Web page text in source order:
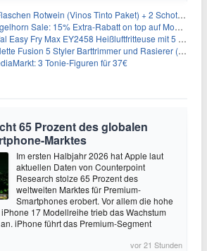
Rotwein (Vinos Tinto Paket) + 2 Schott Zwiesel Gläser für 25,99€ inkl. Versand
Sale: 15% Extra-Rabatt on top auf Mode- und Sport-Artikel
Easy Fry Max EY2458 Heißluftfritteuse mit 5 Litern für 64,99€
Fusion 5 Styler Barttrimmer und Rasierer (All in One) für 16€
3 Tonie-Figuren für 37€
65 Prozent des globalen
Marktes
Im ersten Halbjahr 2026 hat Apple laut
aktuellen Daten von Counterpoint
Research stolze 65 Prozent des
weltweiten Marktes für Premium-
Smartphones erobert. Vor allem die hohe
17 Modellreihe trieb das Wachstum
iPhone führt das Premium-Segment
vor 21 Stunden